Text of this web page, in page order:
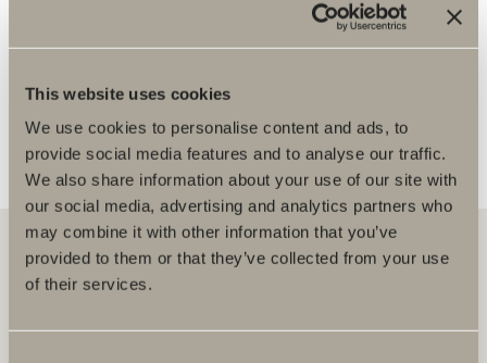
This website uses cookies
We use cookies to personalise content and ads, to
provide social media features and to analyse our traffic.
We also share information about your use of our site with
our social media, advertising and analytics partners who
may combine it with other information that you’ve
provided to them or that they’ve collected from your use
of their services.